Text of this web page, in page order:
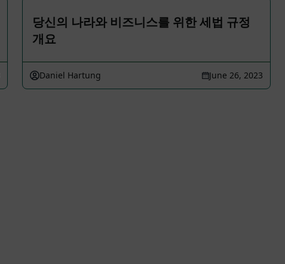
당신의 나라와 비즈니스를 위한 세법 규정
개요
Daniel Hartung June 26, 2023